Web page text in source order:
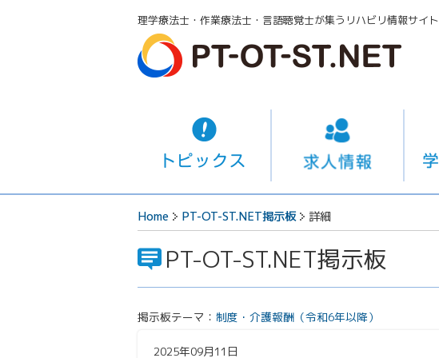
理学療法士・作業療法士・言語聴覚士が集うリハビリ情報サイト
Home PT-OT-ST.NET掲示板 詳細
PT-OT-ST.NET掲示板
掲示板テーマ： 制度・介護報酬（令和6年以降）
2025年09月11日